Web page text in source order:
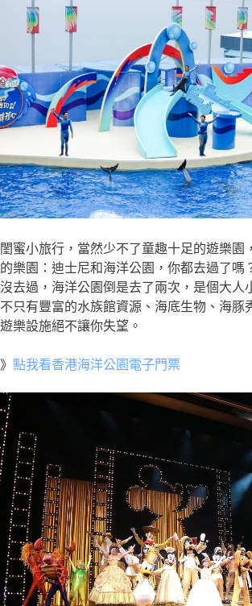
閨蜜小旅行，當然少不了童趣十足的遊樂園
的樂園：迪士尼和海洋公園，你都去過了嗎
沒去過，海洋公園倒是去了兩次，是個大人
不只有豐富的水族館資源、海底生物、海豚
遊樂設施絕不讓你失望。
》 點我看香港海洋公園電子門票